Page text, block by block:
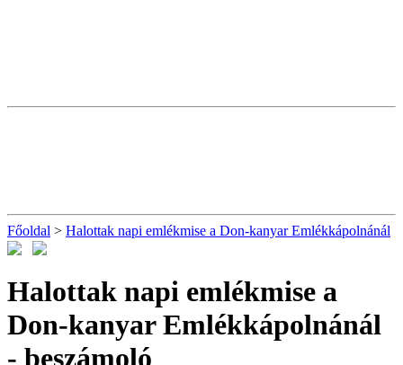
Főoldal > Halottak napi emlékmise a Don-kanyar Emlékkápolnánál
Halottak napi emlékmise a
Don-kanyar Emlékkápolnánál
- beszámoló